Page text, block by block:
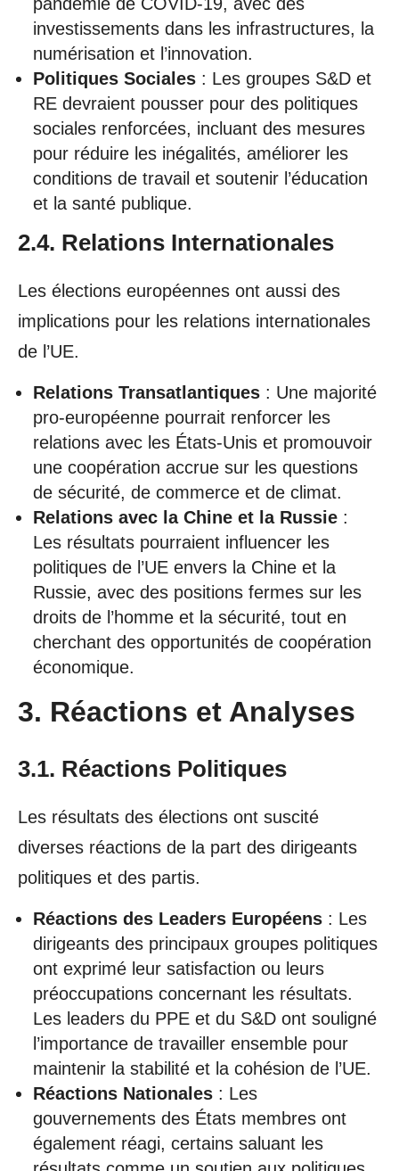
investissements dans les infrastructures, la
numérisation et l’innovation.
Politiques Sociales : Les groupes S&D et
RE devraient pousser pour des politiques
sociales renforcées, incluant des mesures
pour réduire les inégalités, améliorer les
conditions de travail et soutenir l’éducation
et la santé publique.
2.4. Relations Internationales
Les élections européennes ont aussi des
implications pour les relations internationales
de l’UE.
Relations Transatlantiques : Une majorité
pro-européenne pourrait renforcer les
relations avec les États-Unis et promouvoir
une coopération accrue sur les questions
de sécurité, de commerce et de climat.
Relations avec la Chine et la Russie :
Les résultats pourraient influencer les
politiques de l’UE envers la Chine et la
Russie, avec des positions fermes sur les
droits de l’homme et la sécurité, tout en
cherchant des opportunités de coopération
économique.
3. Réactions et Analyses
3.1. Réactions Politiques
Les résultats des élections ont suscité
diverses réactions de la part des dirigeants
politiques et des partis.
Réactions des Leaders Européens : Les
dirigeants des principaux groupes politiques
ont exprimé leur satisfaction ou leurs
préoccupations concernant les résultats.
Les leaders du PPE et du S&D ont souligné
l’importance de travailler ensemble pour
maintenir la stabilité et la cohésion de l’UE.
Réactions Nationales : Les
gouvernements des États membres ont
également réagi, certains saluant les